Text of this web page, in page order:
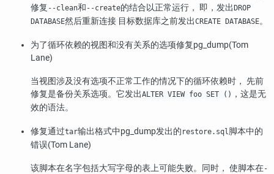
修复 --clean和 --create的结合以正常运行， 即，发出 DROP
DATABASE然后重新连接 目标数据库之前发出CREATE DATABASE。
为了循环依赖的视图和没有关系的选项修复pg_dump(Tom
Lane)
当视图涉及没有选项不正常工作的情况下的循环依赖时， 先前
修复是备份关系选项。它发出ALTER VIEW foo SET () ，这是无
效的语法。
修复通过tar输出格式中pg_dump发出的 restore.sql 脚本中的
错误(Tom Lane)
该脚本在名字包括大写字母的表上可能失败。同时， 使脚本在-